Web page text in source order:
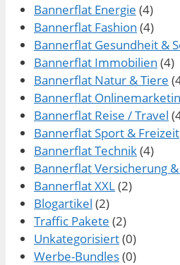
Bannerflat Energie (4)
Bannerflat Fashion (4)
Bannerflat Gesundheit &
Bannerflat Immobilien (4)
Bannerflat Natur & Tiere
Bannerflat
Bannerflat Reise / Travel
Bannerflat Sport & Freizeit
Bannerflat Technik(4)
Bannerflat Versicherung
Bannerflat XXL(2)
Blogartikel (2)
Traffic Pakete (2)
Unkategorisiert(0)
Werbe-Bundles(0)